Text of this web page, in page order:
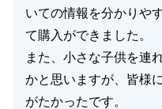
いての情報を分かりや
て購入ができました。
また、小さな子供を連
かと思いますが、皆様
がたかったです。